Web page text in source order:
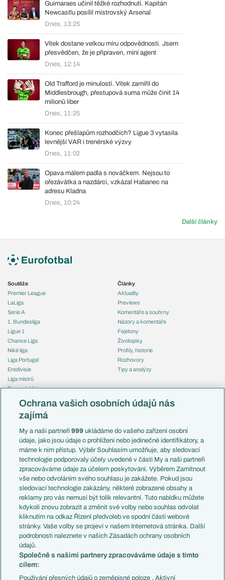
Guimaraes učinil těžké rozhodnutí. Kapitán
Newcastlu posílil mistrovský Arsenal
Dnes, 13:25
Vítek dostane velkou míru odpovědnosti. Jsem
přesvědčen, že je připraven, míní agent
Dnes, 12:14
Old Trafford je minulostí. Vítek zamířil do
Middlesbrough, přestupová suma může činit 14
milionů liber
Dnes, 11:25
Konec přešlapům rozhodčích? Ligue 3 vytasila
levnější VAR i trenérské výzvy
Dnes, 11:02
Opava málem padla s nováčkem. Nejsou to
ořezávátka a nazdárci, vzkázal Habanec na
adresu Kladna
Dnes, 10:24
Další články
Soutěže
Premier League
LaLiga
Serie A
1. Bundesliga
Ligue 1
Chance Liga
Niké liga
Liga Portugal
Eredivisie
Liga mistrů
Evropská liga
Mistrovství světa
Liga národů
Témata
Představení týmů MS
EuroSkauting
PL v kostce
Evropské koeficienty
Přestupy
Přestupové spekulace
Zranění
Kluby
Arsenal FC
Chelsea FC
Manchester United
AC Milán
Juventus FC
Články
Aktuality
Previews
Komentáře a souhrny
Názory a komentáře
Fejetony
Životopisy
Profily, historie
Rozhovory
Tipy a analýzy
Česko
Francie
Itálie
Německo
Španělsko
Argentina
Brazílie
Přestupy
Zápasy
Livescore
Tipovací soutěž
Ochrana vašich osobních údajů nás
zajímá
My a naši partneři999 ukládáme do vašeho zařízení osobní
údaje, jako jsou údaje o prohlížení nebo jedinečné identifikátory, a
máme k nim přístup. Výběr Souhlasím umožňuje, aby sledovací
technologie podporovaly účely uvedené v části My a naši partneři
zpracováváme údaje za účelem poskytování. Výběrem Zamítnout
vše nebo odvoláním svého souhlasu je zakážete. Pokud jsou
sledovací technologie zakázány, některé zobrazené obsahy a
reklamy pro vás nemusí být tolik relevantní. Tuto nabídku můžete
kdykoli znovu zobrazit a změnit své volby nebo souhlas odvolat
kliknutím na odkaz Řízení předvoleb ve spodní části webové
stránky. Vaše volby se projeví v našem Internetová stránka. Další
podrobnosti naleznete v našich Zásadách ochrany osobních
údajů.
Společně s našimi partnery zpracováváme údaje s tímto
cílem:
Používání přesných údajů o zeměpisné poloze . Aktivní